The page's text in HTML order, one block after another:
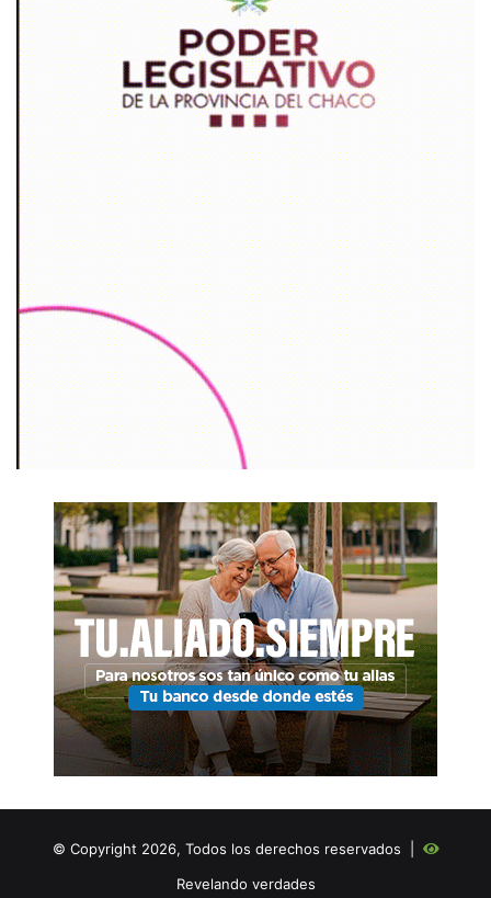
© Copyright 2026, Todos los derechos reservados |
Revelando verdades